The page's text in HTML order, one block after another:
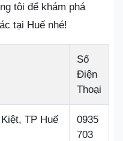
tôi để khám phá
tại Huế nhé!
Số
Điện
Thoại
TP Huế
0935
703